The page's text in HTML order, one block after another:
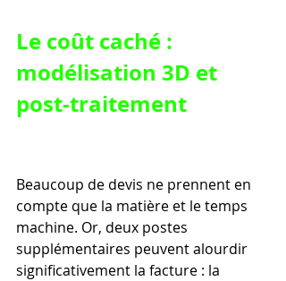
Le coût caché :
modélisation 3D et
post-traitement
Beaucoup de devis ne prennent en
compte que la matière et le temps
machine. Or, deux postes
supplémentaires peuvent alourdir
significativement la facture : la